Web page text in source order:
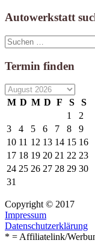
Autowerkstatt
Suche
nach:
Termin finden
M D M D F S
S
1
2
3
4 5 6 7 8
9
10 11 12 13 14 15 16
17 18 19 20 21 22 23
24 25 26 27 28 29 30
31
Copyright © 2017
Impressum
Datenschutzerklärung
* = Affiliatelink/